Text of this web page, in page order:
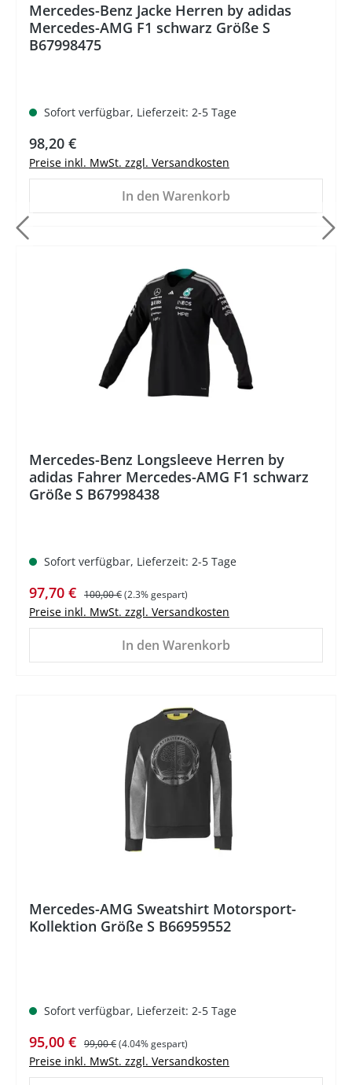
Mercedes-Benz Jacke Herren by adidas
Mercedes-AMG F1 schwarz Größe S
B67998475
Sofort verfügbar, Lieferzeit: 2-5 Tage
Regulärer Preis:
98,20 €
Preise inkl. MwSt. zzgl. Versandkosten
In den Warenkorb
Mercedes-Benz Longsleeve Herren by
adidas Fahrer Mercedes-AMG F1 schwarz
Größe S B67998438
Sofort verfügbar, Lieferzeit: 2-5 Tage
Verkaufspreis:
97,70 € Regulärer Preis:
100,00 €(2.3% gespart)
Preise inkl. MwSt. zzgl. Versandkosten
In den Warenkorb
Mercedes-AMG Sweatshirt Motorsport-
Kollektion Größe S B66959552
Sofort verfügbar, Lieferzeit: 2-5 Tage
Verkaufspreis:
95,00 € Regulärer Preis:
99,00 €(4.04% gespart)
Preise inkl. MwSt. zzgl. Versandkosten